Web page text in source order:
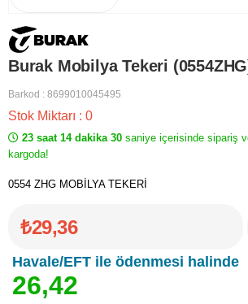
Burak Mobilya Tekeri
Barkod : 8699010045495
Stok Miktarı : 0
23 saat 14 dakika 30 saniye içerisinde sipariş
kargoda!
0554 ZHG MOBİLYA TEKERİ
₺29,36
Havale/EFT ile ödenmesi halinde
26,42